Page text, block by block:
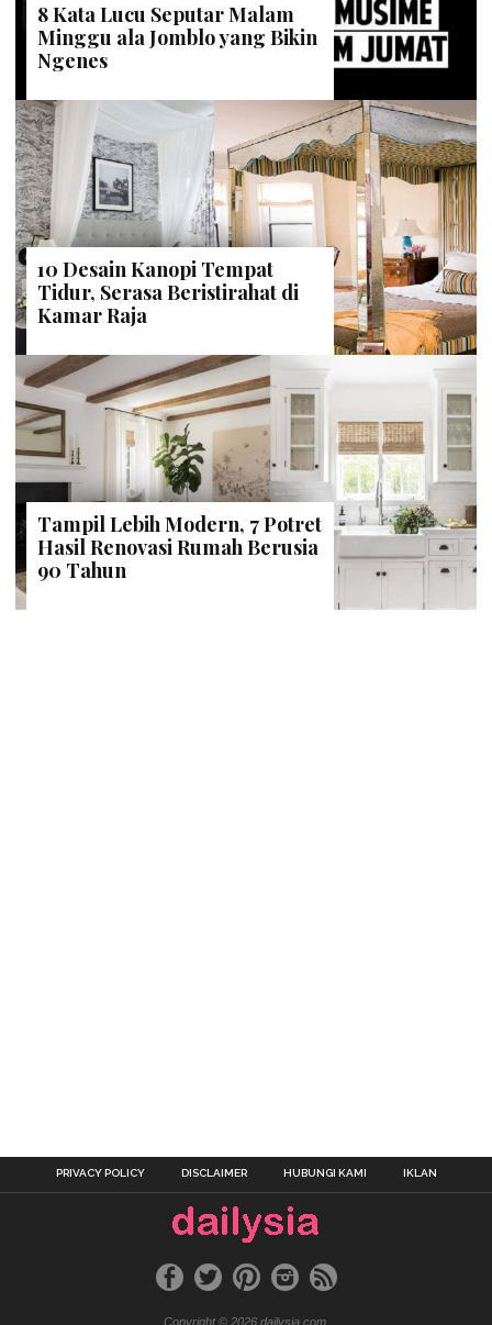
8 Kata Lucu Seputar Malam
Minggu ala Jomblo yang Bikin
Ngenes
10 Desain Kanopi Tempat
Tidur, Serasa Beristirahat di
Kamar Raja
Tampil Lebih Modern, 7 Potret
Hasil Renovasi Rumah Berusia
90 Tahun
PRIVACY POLICY DISCLAIMER HUBUNGI KAMI IKLAN
Copyright © 2026 dailysia.com.